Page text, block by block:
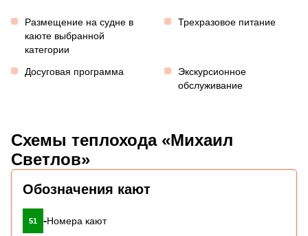
Размещение на судне в
каюте выбранной
категории
Трехразовое питание
Досуговая программа
Экскурсионное
обслуживание
Схемы теплохода «Михаил
Светлов»
Обозначения кают
51 -Номера кают